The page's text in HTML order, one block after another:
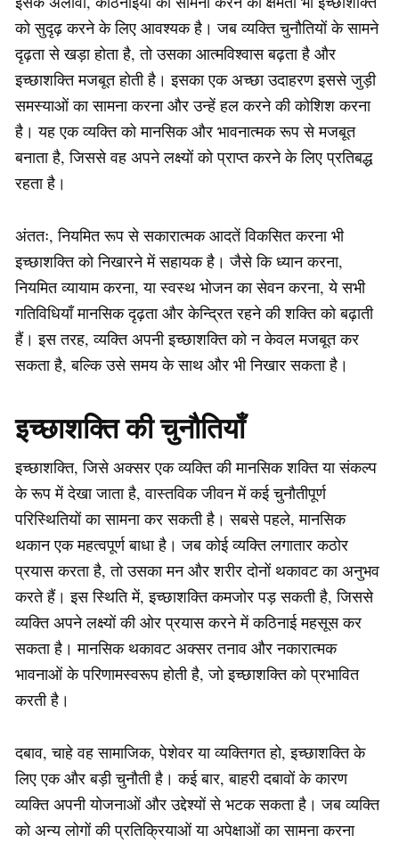
को सुदृढ़ करने के लिए आवश्यक है। जब व्यक्ति चुनौतियों के सामने
दृढ़ता से खड़ा होता है, तो उसका आत्मविश्वास बढ़ता है और
इच्छाशक्ति मजबूत होती है। इसका एक अच्छा उदाहरण इससे जुड़ी
समस्याओं का सामना करना और उन्हें हल करने की कोशिश करना
है। यह एक व्यक्ति को मानसिक और भावनात्मक रूप से मजबूत
बनाता है, जिससे वह अपने लक्ष्यों को प्राप्त करने के लिए प्रतिबद्ध
रहता है।
अंततः, नियमित रूप से सकारात्मक आदतें विकसित करना भी
इच्छाशक्ति को निखारने में सहायक है। जैसे कि ध्यान करना,
नियमित व्यायाम करना, या स्वस्थ भोजन का सेवन करना, ये सभी
गतिविधियाँ मानसिक दृढ़ता और केन्द्रित रहने की शक्ति को बढ़ाती
हैं। इस तरह, व्यक्ति अपनी इच्छाशक्ति को न केवल मजबूत कर
सकता है, बल्कि उसे समय के साथ और भी निखार सकता है।
इच्छाशक्ति की चुनौतियाँ
इच्छाशक्ति, जिसे अक्सर एक व्यक्ति की मानसिक शक्ति या संकल्प
के रूप में देखा जाता है, वास्तविक जीवन में कई चुनौतीपूर्ण
परिस्थितियों का सामना कर सकती है। सबसे पहले, मानसिक
थकान एक महत्वपूर्ण बाधा है। जब कोई व्यक्ति लगातार कठोर
प्रयास करता है, तो उसका मन और शरीर दोनों थकावट का अनुभव
करते हैं। इस स्थिति में, इच्छाशक्ति कमजोर पड़ सकती है, जिससे
व्यक्ति अपने लक्ष्यों की ओर प्रयास करने में कठिनाई महसूस कर
सकता है। मानसिक थकावट अक्सर तनाव और नकारात्मक
भावनाओं के परिणामस्वरूप होती है, जो इच्छाशक्ति को प्रभावित
करती है।
दबाव, चाहे वह सामाजिक, पेशेवर या व्यक्तिगत हो, इच्छाशक्ति के
लिए एक और बड़ी चुनौती है। कई बार, बाहरी दबावों के कारण
व्यक्ति अपनी योजनाओं और उद्देश्यों से भटक सकता है। जब व्यक्ति
को अन्य लोगों की प्रतिक्रियाओं या अपेक्षाओं का सामना करना